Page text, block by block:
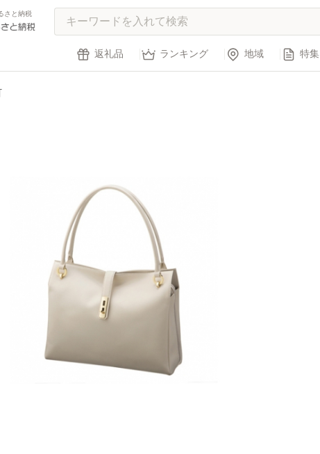
さと納税
返礼品 ランキング 地域 特集